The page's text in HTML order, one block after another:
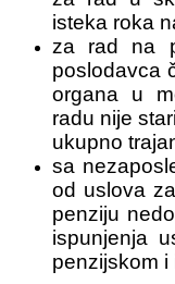
isteka roka
za rad na
poslodavca
organa u
radu nije
ukupno
sa
od uslova
penziju
ispunjenja
penzijskom i